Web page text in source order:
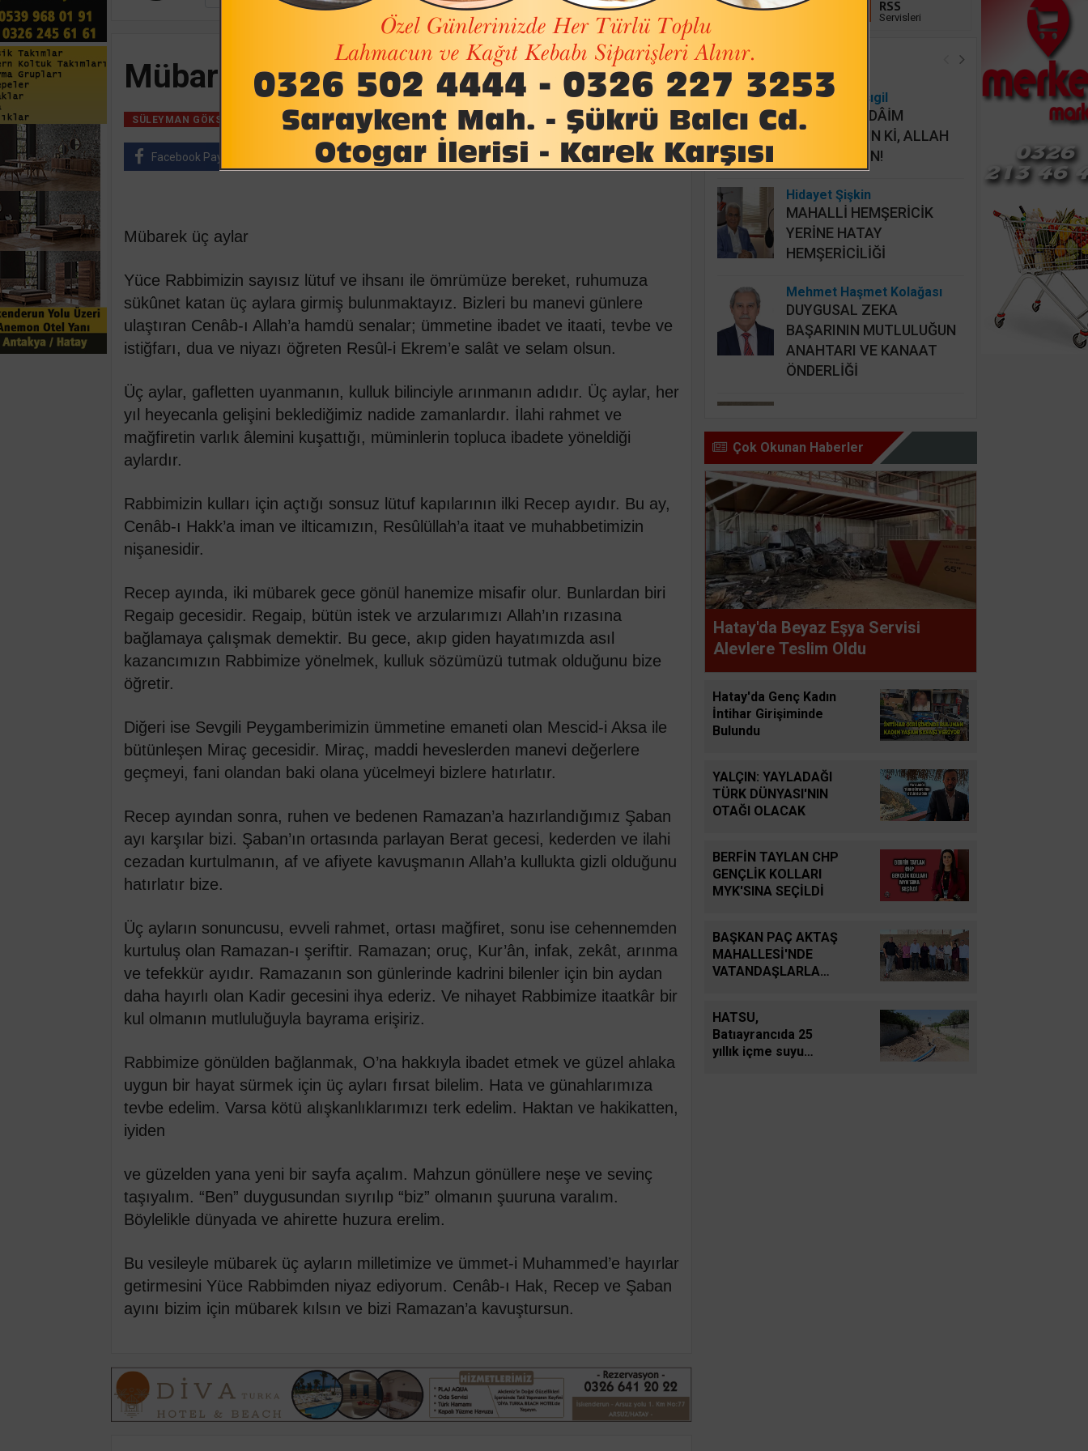
Mübarek üç aylar
SÜLEYMAN GÖKSU 17 Şubat, 2021, Çarşamba 12:44
Facebook Paylaş Twitter Paylaş Pinle Linkedin WhatsApp
Mübarek üç aylar
Yüce Rabbimizin sayısız lütuf ve ihsanı ile ömrümüze bereket, ruhumuza
sükûnet katan üç aylara girmiş bulunmaktayız. Bizleri bu manevi günlere
ulaştıran Cenâb-ı Allah’a hamdü senalar; ümmetine ibadet ve itaati, tevbe ve
istiğfarı, dua ve niyazı öğreten Resûl-i Ekrem’e salât ve selam olsun.
Üç aylar, gafletten uyanmanın, kulluk bilinciyle arınmanın adıdır. Üç aylar, her
yıl heyecanla gelişini beklediğimiz nadide zamanlardır. İlahi rahmet ve
mağfiretin varlık âlemini kuşattığı, müminlerin topluca ibadete yöneldiği
aylardır.
Rabbimizin kulları için açtığı sonsuz lütuf kapılarının ilki Recep ayıdır. Bu ay,
Cenâb-ı Hakk’a iman ve ilticamızın, Resûlüllah’a itaat ve muhabbetimizin
nişanesidir.
Recep ayında, iki mübarek gece gönül hanemize misafir olur. Bunlardan biri
Regaip gecesidir. Regaip, bütün istek ve arzularımızı Allah’ın rızasına
bağlamaya çalışmak demektir. Bu gece, akıp giden hayatımızda asıl
kazancımızın Rabbimize yönelmek, kulluk sözümüzü tutmak olduğunu bize
öğretir.
Diğeri ise Sevgili Peygamberimizin ümmetine emaneti olan Mescid-i Aksa ile
bütünleşen Miraç gecesidir. Miraç, maddi heveslerden manevi değerlere
geçmeyi, fani olandan baki olana yücelmeyi bizlere hatırlatır.
Recep ayından sonra, ruhen ve bedenen Ramazan’a hazırlandığımız Şaban
ayı karşılar bizi. Şaban’ın ortasında parlayan Berat gecesi, kederden ve ilahi
cezadan kurtulmanın, af ve afiyete kavuşmanın Allah’a kullukta gizli olduğunu
hatırlatır bize.
Üç ayların sonuncusu, evveli rahmet, ortası mağfiret, sonu ise cehennemden
kurtuluş olan Ramazan-ı şeriftir. Ramazan; oruç, Kur’ân, infak, zekât, arınma
ve tefekkür ayıdır. Ramazanın son günlerinde kadrini bilenler için bin aydan
daha hayırlı olan Kadir gecesini ihya ederiz. Ve nihayet Rabbimize itaatkâr bir
kul olmanın mutluluğuyla bayrama erişiriz.
Rabbimize gönülden bağlanmak, O’na hakkıyla ibadet etmek ve güzel ahlaka
uygun bir hayat sürmek için üç ayları fırsat bilelim. Hata ve günahlarımıza
tevbe edelim. Varsa kötü alışkanlıklarımızı terk edelim. Haktan ve hakikatten,
iyiden
ve güzelden yana yeni bir sayfa açalım. Mahzun gönüllere neşe ve sevinç
taşıyalım. “Ben” duygusundan sıyrılıp “biz” olmanın şuuruna varalım.
Böylelikle dünyada ve ahirette huzura erelim.
Bu vesileyle mübarek üç ayların milletimize ve ümmet-i Muhammed’e hayırlar
getirmesini Yüce Rabbimden niyaz ediyorum. Cenâb-ı Hak, Recep ve Şaban
ayını bizim için mübarek kılsın ve bizi Ramazan’a kavuştursun.
Linkedin RSS
Servisleri
Köşe Yazarları
Osman Onbaşıgil
ALLAHI HER DÂİM
İHLASLA ANIN Kİ, ALLAH
DA SİZİ ANSIN!
Hidayet Şişkin
MAHALLİ HEMŞERİCİK
YERİNE HATAY
HEMŞERİCİLİĞİ
Mehmet Haşmet Kolağası
DUYGUSAL ZEKA
BAŞARININ MUTLULUĞUN
ANAHTARI VE KANAAT
ÖNDERLİĞİ
GÜZEL İNSAN ŞARTI BU,
HAZ OLMAZ DAR’A KARŞI
Şemsettin Günay
BİR BAŞIMIZI KALDIRIP
YAPILAN ANLAŞMALARI
GÖREBİLSEK
Süleyman GÖKSU
Zaferler Ayı Ağustos
AYNI ENKAZIN TOZUNU
İsmail Cingöz
Yarım Kalan Stratejik
Hayallerden Küresel
Savunma Sanayiinin
Tarihsel Yolculuğu
Enerji Jeopolitiğinde Yeni
Bir Dönem: Kerkük’ten
Ceyhan’a Stratejik
Ahmet Süreyya DURNA
SARAYKENT’TE ŞİİR
Çok Okunan Haberler
Hatay'da Beyaz Eşya Servisi
Alevlere Teslim Oldu
Hatay'da Genç Kadın
İntihar Girişiminde
Bulundu
YALÇIN: YAYLADAĞI
TÜRK DÜNYASI'NIN
OTAĞI OLACAK
BERFİN TAYLAN CHP
GENÇLİK KOLLARI
MYK'SINA SEÇİLDİ
BAŞKAN PAÇ AKTAŞ
MAHALLESİ'NDE
VATANDAŞLARLA
HATSU,
Batıayrancıda 25
yıllık içme suyu